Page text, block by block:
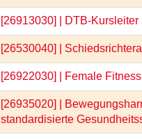
[26913030] | DTB-Kursleiter
[26530040] |
[26922030] | Female
[26935020] |
standardisierte